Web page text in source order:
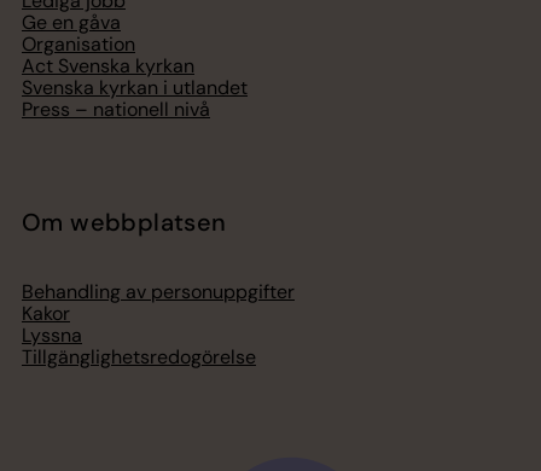
Ge en gåva
Organisation
Act Svenska kyrkan
Svenska kyrkan i utlandet
Press – nationell nivå
Om webbplatsen
Behandling av personuppgifter
Kakor
Lyssna
Tillgänglighetsredogörelse